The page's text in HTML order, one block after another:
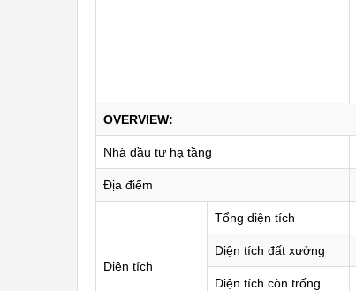
OVERVIEW:
Nhà đầu tư hạ tầng
Địa điểm
Diện tích
Tổng diện tích
Diện tích đất xưởng
Diện tích còn trống